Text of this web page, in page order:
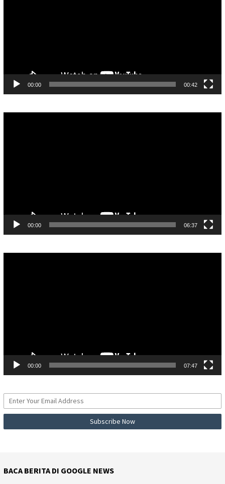
00:00 00:42
00:00 06:37
00:00 07:47
BACA BERITA DI GOOGLE NEWS